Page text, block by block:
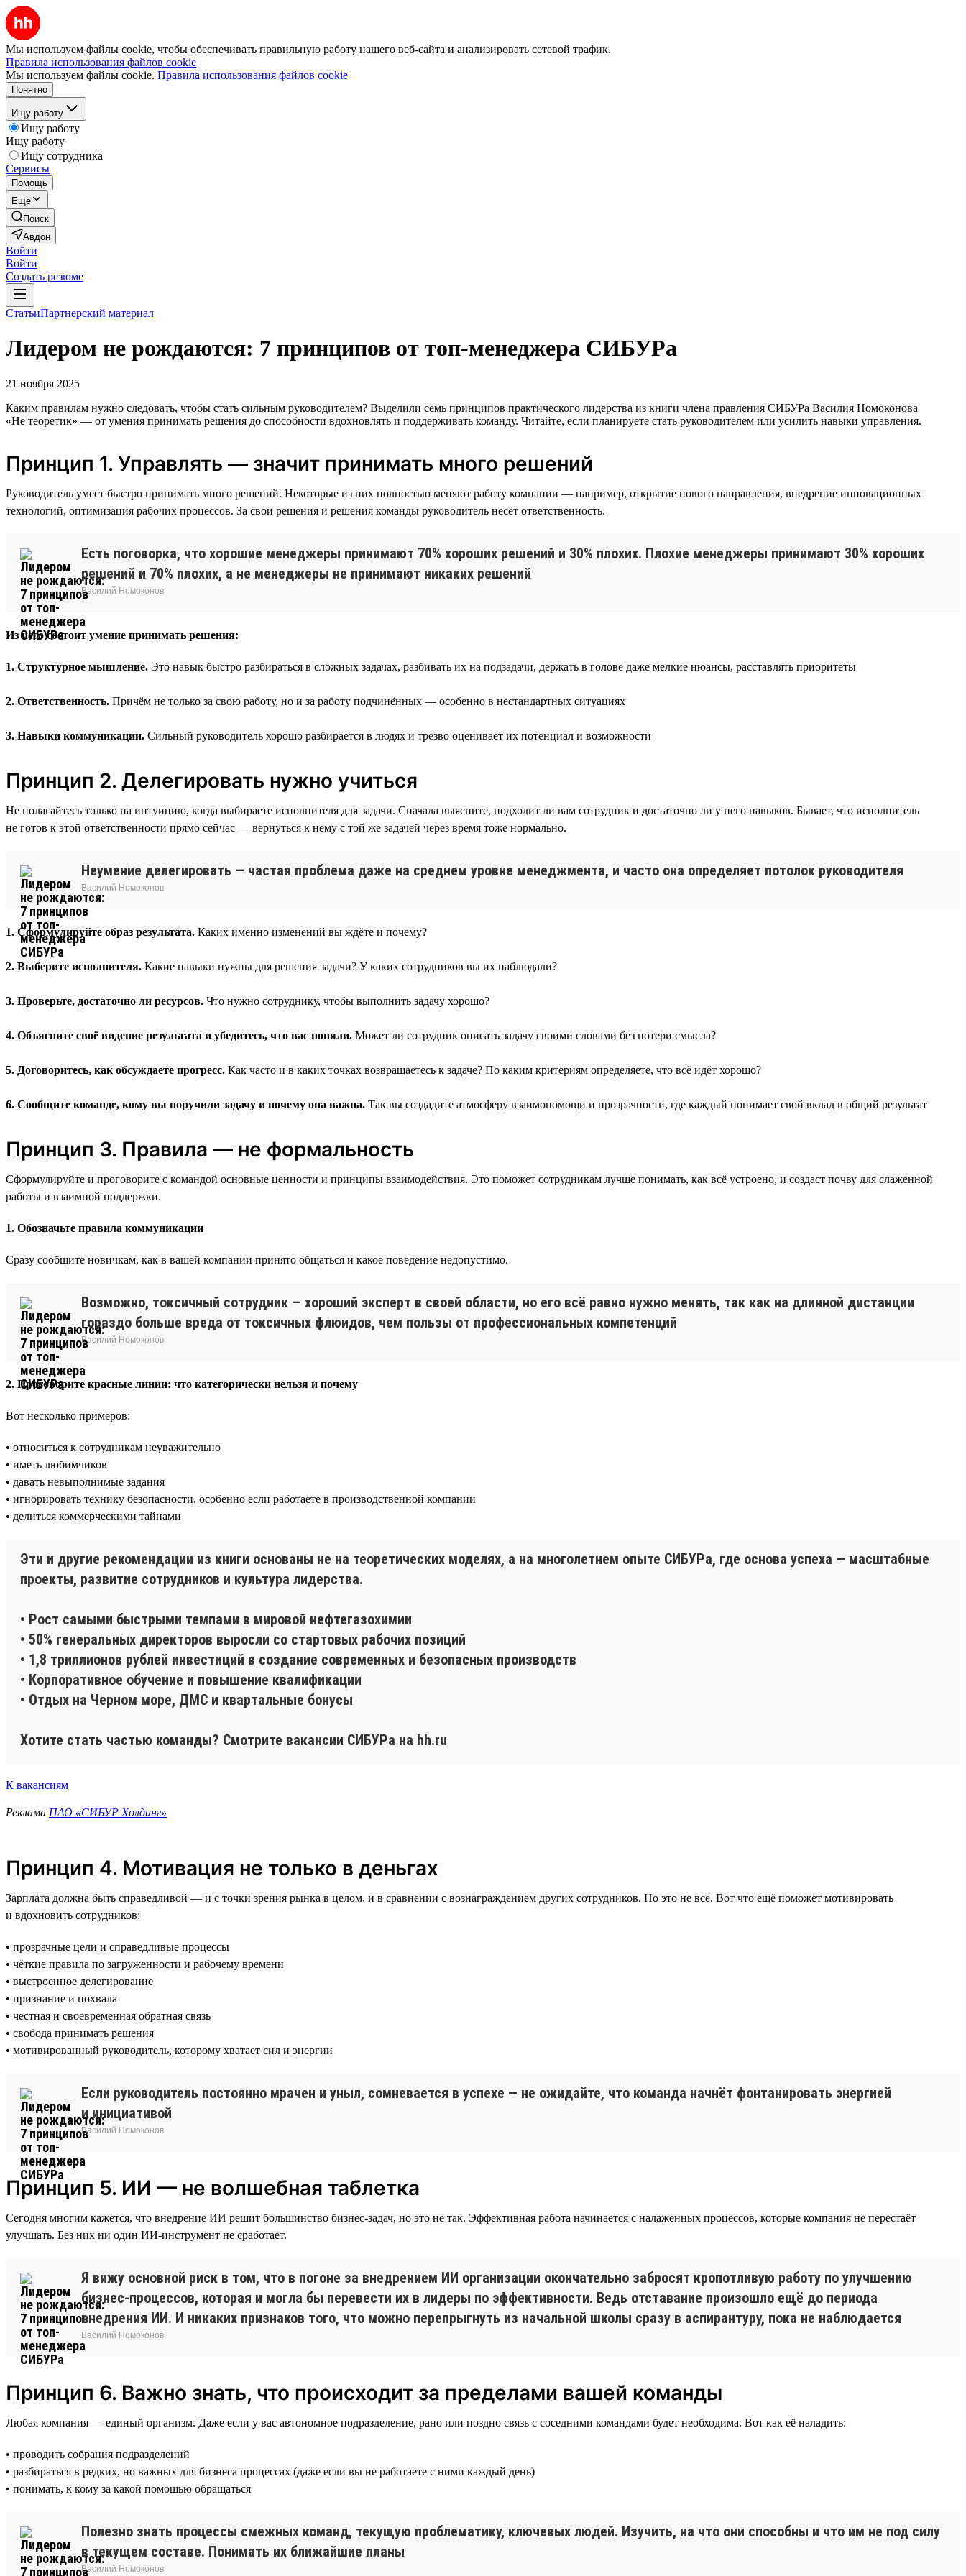
Мы используем файлы cookie, чтобы обеспечивать правильную работу нашего веб-сайта и анализировать сетевой трафик.
Правила использования файлов cookie
Мы используем файлы cookie. Правила использования файлов cookie
Понятно
Ищу работу
Ищу работу
Ищу работу
Ищу сотрудника
Сервисы
Помощь
Ещё
Поиск
Авдон
Войти
Войти
Создать резюме
СтатьиПартнерский материал
Лидером не рождаются: 7 принципов от топ-менеджера СИБУРа
21 ноября 2025
Каким правилам нужно следовать, чтобы стать сильным руководителем? Выделили семь принципов практического лидерства из книги члена правления СИБУРа Василия Номоконова
«Не теоретик» — от умения принимать решения до способности вдохновлять и поддерживать команду. Читайте, если планируете стать руководителем или усилить навыки управления.
Принцип 1. Управлять — значит принимать много решений
Руководитель умеет быстро принимать много решений. Некоторые из них полностью меняют работу компании — например, открытие нового направления, внедрение инновационных
технологий, оптимизация рабочих процессов. За свои решения и решения команды руководитель несёт ответственность.
Есть поговорка, что хорошие менеджеры принимают 70% хороших решений и 30% плохих. Плохие менеджеры принимают 30% хороших
решений и 70% плохих, а не менеджеры не принимают никаких решений
Василий Номоконов
Из чего состоит умение принимать решения:
1. Структурное мышление. Это навык быстро разбираться в сложных задачах, разбивать их на подзадачи, держать в голове даже мелкие нюансы, расставлять приоритеты
2. Ответственность. Причём не только за свою работу, но и за работу подчинённых — особенно в нестандартных ситуациях
3. Навыки коммуникации. Сильный руководитель хорошо разбирается в людях и трезво оценивает их потенциал и возможности
Принцип 2. Делегировать нужно учиться
Не полагайтесь только на интуицию, когда выбираете исполнителя для задачи. Сначала выясните, подходит ли вам сотрудник и достаточно ли у него навыков. Бывает, что исполнитель
не готов к этой ответственности прямо сейчас — вернуться к нему с той же задачей через время тоже нормально.
Неумение делегировать — частая проблема даже на среднем уровне менеджмента, и часто она определяет потолок руководителя
Василий Номоконов
1. Сформулируйте образ результата. Каких именно изменений вы ждёте и почему?
2. Выберите исполнителя. Какие навыки нужны для решения задачи? У каких сотрудников вы их наблюдали?
3. Проверьте, достаточно ли ресурсов. Что нужно сотруднику, чтобы выполнить задачу хорошо?
4. Объясните своё видение результата и убедитесь, что вас поняли. Может ли сотрудник описать задачу своими словами без потери смысла?
5. Договоритесь, как обсуждаете прогресс. Как часто и в каких точках возвращаетесь к задаче? По каким критериям определяете, что всё идёт хорошо?
6. Сообщите команде, кому вы поручили задачу и почему она важна. Так вы создадите атмосферу взаимопомощи и прозрачности, где каждый понимает свой вклад в общий результат
Принцип 3. Правила — не формальность
Сформулируйте и проговорите с командой основные ценности и принципы взаимодействия. Это поможет сотрудникам лучше понимать, как всё устроено, и создаст почву для слаженной
работы и взаимной поддержки.
1. Обозначьте правила коммуникации
Сразу сообщите новичкам, как в вашей компании принято общаться и какое поведение недопустимо.
Возможно, токсичный сотрудник — хороший эксперт в своей области, но его всё равно нужно менять, так как на длинной дистанции
гораздо больше вреда от токсичных флюидов, чем пользы от профессиональных компетенций
Василий Номоконов
2. Проговорите красные линии: что категорически нельзя и почему
Вот несколько примеров:
• относиться к сотрудникам неуважительно
• иметь любимчиков
• давать невыполнимые задания
• игнорировать технику безопасности, особенно если работаете в производственной компании
• делиться коммерческими тайнами
Эти и другие рекомендации из книги основаны не на теоретических моделях, а на многолетнем опыте СИБУРа, где основа успеха — масштабные
проекты, развитие сотрудников и культура лидерства.
• Рост самыми быстрыми темпами в мировой нефтегазохимии
• 50% генеральных директоров выросли со стартовых рабочих позиций
• 1,8 триллионов рублей инвестиций в создание современных и безопасных производств
• Корпоративное обучение и повышение квалификации
• Отдых на Черном море, ДМС и квартальные бонусы
Хотите стать частью команды? Смотрите вакансии СИБУРа на hh.ru
К вакансиям
Реклама ПАО «СИБУР Холдинг»
Принцип 4. Мотивация не только в деньгах
Зарплата должна быть справедливой — и с точки зрения рынка в целом, и в сравнении с вознаграждением других сотрудников. Но это не всё. Вот что ещё поможет мотивировать
и вдохновить сотрудников:
• прозрачные цели и справедливые процессы
• чёткие правила по загруженности и рабочему времени
• выстроенное делегирование
• признание и похвала
• честная и своевременная обратная связь
• свобода принимать решения
• мотивированный руководитель, которому хватает сил и энергии
Если руководитель постоянно мрачен и уныл, сомневается в успехе — не ожидайте, что команда начнёт фонтанировать энергией
и инициативой
Василий Номоконов
Принцип 5. ИИ — не волшебная таблетка
Сегодня многим кажется, что внедрение ИИ решит большинство бизнес-задач, но это не так. Эффективная работа начинается с налаженных процессов, которые компания не перестаёт
улучшать. Без них ни один ИИ-инструмент не сработает.
Я вижу основной риск в том, что в погоне за внедрением ИИ организации окончательно забросят кропотливую работу по улучшению
бизнес-процессов, которая и могла бы перевести их в лидеры по эффективности. Ведь отставание произошло ещё до периода
внедрения ИИ. И никаких признаков того, что можно перепрыгнуть из начальной школы сразу в аспирантуру, пока не наблюдается
Василий Номоконов
Принцип 6. Важно знать, что происходит за пределами вашей команды
Любая компания — единый организм. Даже если у вас автономное подразделение, рано или поздно связь с соседними командами будет необходима. Вот как её наладить:
• проводить собрания подразделений
• разбираться в редких, но важных для бизнеса процессах (даже если вы не работаете с ними каждый день)
• понимать, к кому за какой помощью обращаться
Полезно знать процессы смежных команд, текущую проблематику, ключевых людей. Изучить, на что они способны и что им не под силу
в текущем составе. Понимать их ближайшие планы
Василий Номоконов